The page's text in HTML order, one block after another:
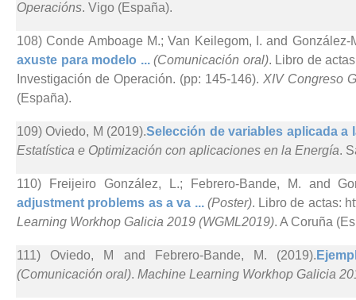
Operacións. Vigo (España).
108) Conde Amboage M.; Van Keilegom, I. and González-
axuste para modelo ...(Comunicación oral). Libro de
Investigación de Operación. (pp: 145-146). XIV Congreso
(España).
109) Oviedo, M (2019).Selección de variables aplicada a
Estatística e Optimización con aplicaciones en la Energía.
110) Freijeiro González, L.; Febrero-Bande, M. and
adjustment problems as a va ... (Poster). Libro de actas:
Learning Workhop Galicia 2019 (WGML2019). A Coruña
111) Oviedo, M and Febrero-Bande, M. (2019).
(Comunicación oral). Machine Learning Workhop Galicia